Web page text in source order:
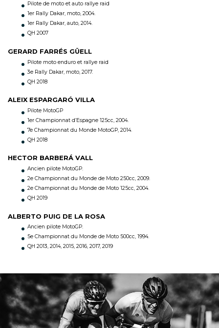
Pilote de moto et auto rallye raid
1er Rally Dakar, moto, 2004.
1er Rally Dakar, auto, 2014.
QH 2007
GERARD FARRÉS GÜELL
Pilote moto enduro et rallye raid
3e Rally Dakar, moto, 2017.
QH 2018
ALEIX ESPARGARÓ VILLA
Pilote MotoGP
1er Championnat d’Espagne 125cc, 2004.
7e Championnat du Monde MotoGP, 2014.
QH 2018
HECTOR BARBERÁ VALL
Ancien pilote MotoGP.
2e Championnat du Monde de Moto 250cc, 2009.
2e Championnat du Monde de Moto 125cc, 2004.
QH 2019
ALBERTO PUIG DE LA ROSA
Ancien pilote MotoGP.
5e Championnat du Monde de Moto 500cc, 1994.
QH 2013, 2014, 2015, 2016, 2017, 2019